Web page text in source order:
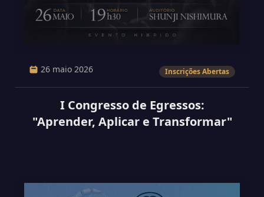
26 maio 2026 Inscrições Abertas
I Congresso de Egressos:
"Aprender, Aplicar e Transformar"